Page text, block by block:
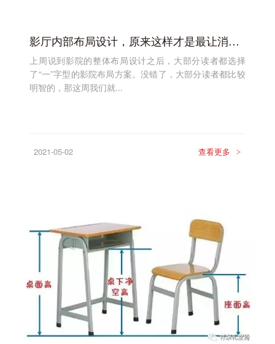
影厅内部布局设计，原来这样才是最让消费者感到温暖--祥聚座椅
上周说到影院的整体布局设计之后，大部分读者都选择
了“一”字型的影院布局方案。没错了，大部分读者都比较
明智的，那这周我们就...
2021-05-02 查看更多 >